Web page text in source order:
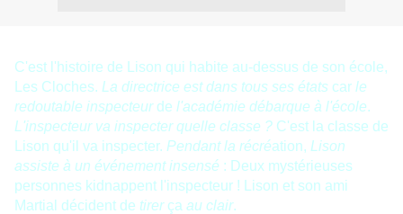
C'est l'histoire de Lison qui habite au-dessus de son école,
Les Cloches. La directrice est dans tous ses états car le
redoutable inspecteurde l'académie débarque à l'école.
L'inspecteur va inspecter quelle classe ? C'est la classe de
Lison qu'il va inspecter. Pendant la récréation, Lison
assiste à un événement insensé : Deux mystérieuses
personnes kidnappent l'inspecteur ! Lison et son ami
Martial décident de tirerça au clair.